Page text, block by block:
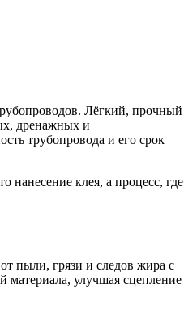
Лёгкий, прочный
дренажных и
трубопровода и его срок
нанесение клея, а процесс, где
пыли, грязи и следов жира с
материала, улучшая сцепление